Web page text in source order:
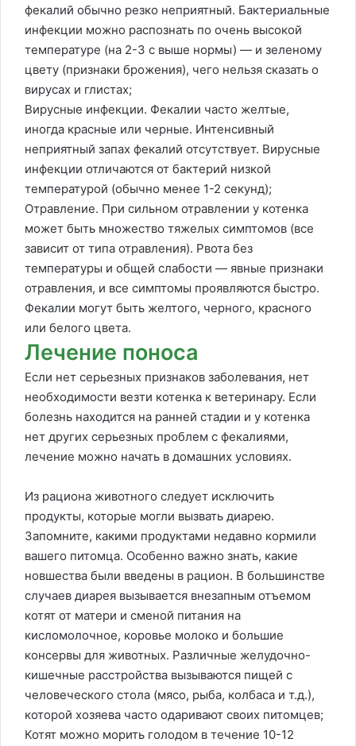
фекалий обычно резко неприятный. Бактериальные
инфекции можно распознать по очень высокой
температуре (на 2-3 c выше нормы) — и зеленому
цвету (признаки брожения), чего нельзя сказать о
вирусах и глистах;
Вирусные инфекции. Фекалии часто желтые,
иногда красные или черные. Интенсивный
неприятный запах фекалий отсутствует. Вирусные
инфекции отличаются от бактерий низкой
температурой (обычно менее 1-2 секунд);
Отравление. При сильном отравлении у котенка
может быть множество тяжелых симптомов (все
зависит от типа отравления). Рвота без
температуры и общей слабости — явные признаки
отравления, и все симптомы проявляются быстро.
Фекалии могут быть желтого, черного, красного
или белого цвета.
Лечение поноса
Если нет серьезных признаков заболевания, нет
необходимости везти котенка к ветеринару. Если
болезнь находится на ранней стадии и у котенка
нет других серьезных проблем с фекалиями,
лечение можно начать в домашних условиях.
Из рациона животного следует исключить
продукты, которые могли вызвать диарею.
Запомните, какими продуктами недавно кормили
вашего питомца. Особенно важно знать, какие
новшества были введены в рацион. В большинстве
случаев диарея вызывается внезапным отъемом
котят от матери и сменой питания на
кисломолочное, коровье молоко и большие
консервы для животных. Различные желудочно-
кишечные расстройства вызываются пищей с
человеческого стола (мясо, рыба, колбаса и т.д.),
которой хозяева часто одаривают своих питомцев;
Котят можно морить голодом в течение 10-12